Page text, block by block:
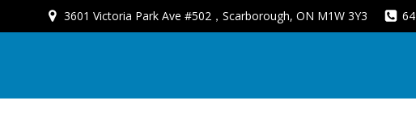
3601 Victoria Park Ave #502，Scarborough, ON M1W 3Y3